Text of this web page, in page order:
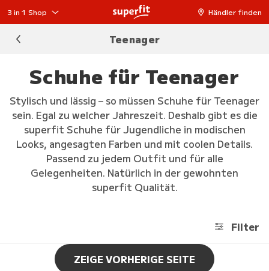
3 in 1 Shop Händler finden
Teenager
Schuhe für Teenager
Stylisch und lässig – so müssen Schuhe für Teenager
sein. Egal zu welcher Jahreszeit. Deshalb gibt es die
superfit Schuhe für Jugendliche in modischen
Looks, angesagten Farben und mit coolen Details.
Passend zu jedem Outfit und für alle
Gelegenheiten. Natürlich in der gewohnten
superfit Qualität.
Filter
ZEIGE VORHERIGE SEITE